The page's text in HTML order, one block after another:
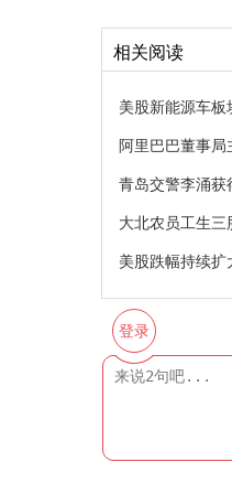
相关阅读
美股新能源车板
阿里巴巴董事
青岛交警李涌获
大北农员工生三
美股跌幅持续扩
登录